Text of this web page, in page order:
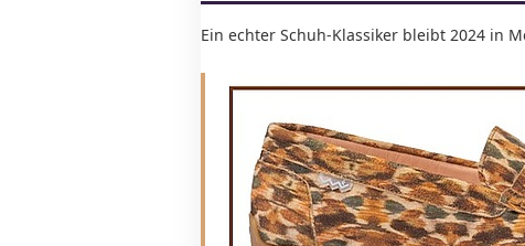
Ein echter Schuh-Klassiker bleibt 2024 in